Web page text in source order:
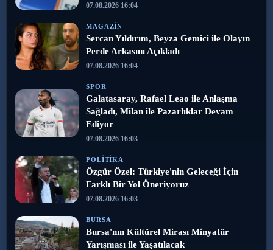
07.08.2026 16:04
MAGAZIN
Sercan Yıldırım, Beyza Gemici ile Olayın
Perde Arkasını Açıkladı
07.08.2026 16:04
SPOR
Galatasaray, Rafael Leao ile Anlaşma
Sağladı, Milan ile Pazarlıklar Devam
Ediyor
07.08.2026 16:03
POLITIKA
Özgür Özel: Türkiye'nin Geleceği İçin
Farklı Bir Yol Öneriyoruz
07.08.2026 16:03
BURSA
Bursa'nın Kültürel Mirası Minyatür
Yarışması ile Yaşatılacak